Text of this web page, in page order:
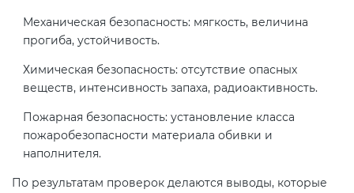
Механическая безопасность: мягкость, величина
прогиба, устойчивость.
Химическая безопасность: отсутствие опасных
веществ, интенсивность запаха, радиоактивность.
Пожарная безопасность: установление класса
пожаробезопасности материала обивки и
наполнителя.
По результатам проверок делаются выводы, которые
регламенты